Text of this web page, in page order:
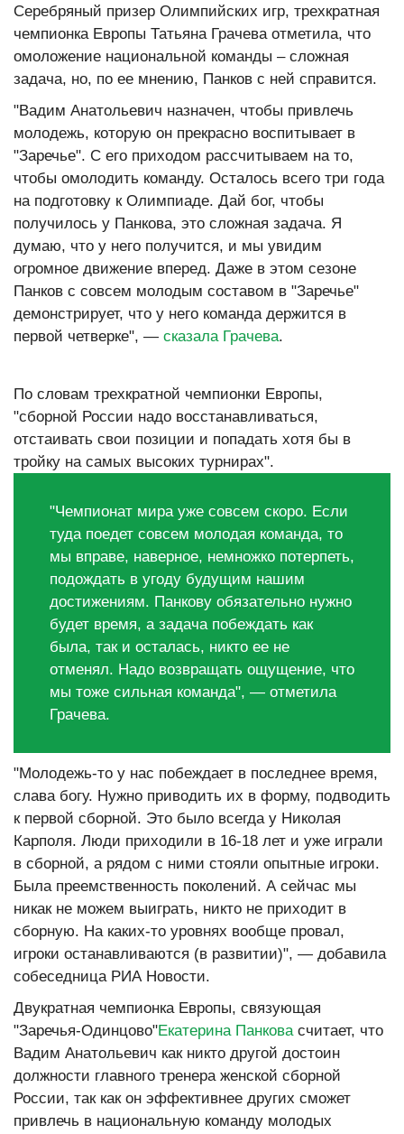
Серебряный призер Олимпийских игр, трехкратная
чемпионка Европы Татьяна Грачева отметила, что
омоложение национальной команды – сложная
задача, но, по ее мнению, Панков с ней справится.
"Вадим Анатольевич назначен, чтобы привлечь
молодежь, которую он прекрасно воспитывает в
"Заречье". С его приходом рассчитываем на то,
чтобы омолодить команду. Осталось всего три года
на подготовку к Олимпиаде. Дай бог, чтобы
получилось у Панкова, это сложная задача. Я
думаю, что у него получится, и мы увидим
огромное движение вперед. Даже в этом сезоне
Панков с совсем молодым составом в "Заречье"
демонстрирует, что у него команда держится в
первой четверке", — сказала Грачева.
По словам трехкратной чемпионки Европы,
"сборной России надо восстанавливаться,
отстаивать свои позиции и попадать хотя бы в
тройку на самых высоких турнирах".
"Чемпионат мира уже совсем скоро. Если
туда поедет совсем молодая команда, то
мы вправе, наверное, немножко потерпеть,
подождать в угоду будущим нашим
достижениям. Панкову обязательно нужно
будет время, а задача побеждать как
была, так и осталась, никто ее не
отменял. Надо возвращать ощущение, что
мы тоже сильная команда", — отметила
Грачева.
"Молодежь-то у нас побеждает в последнее время,
слава богу. Нужно приводить их в форму, подводить
к первой сборной. Это было всегда у Николая
Карполя. Люди приходили в 16-18 лет и уже играли
в сборной, а рядом с ними стояли опытные игроки.
Была преемственность поколений. А сейчас мы
никак не можем выиграть, никто не приходит в
сборную. На каких-то уровнях вообще провал,
игроки останавливаются (в развитии)", — добавила
собеседница РИА Новости.
Двукратная чемпионка Европы, связующая
"Заречья-Одинцово"Екатерина Панковасчитает, что
Вадим Анатольевич как никто другой достоин
должности главного тренера женской сборной
России, так как он эффективнее других сможет
привлечь в национальную команду молодых